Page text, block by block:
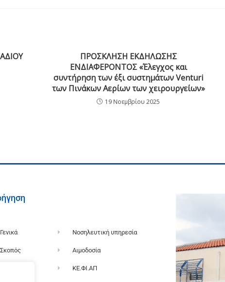
ΠΡΟΣΚΛΗΣΗ ΕΚΔΗΛΩΣΗΣ
ΕΝΔΙΑΦΕΡΟΝΤΟΣ «Έλεγχος και
συντήρηση των έξι συστημάτων Venturi
των Πινάκων Αερίων των χειρουργείων»
19 Νοεμβρίου 2025
Γενικά
Σκοπός
Νοσηλευτική υπηρεσία
Αιμοδοσία
ΚΕ.ΦΙ.ΑΠ